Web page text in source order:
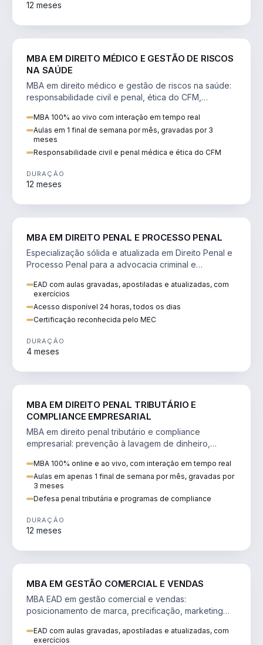
12 meses
MBA EM DIREITO MÉDICO E GESTÃO DE RISCOS
NA SAÚDE
MBA em direito médico e gestão de riscos na saúde:
responsabilidade civil e penal, ética do CFM,
MBA 100% ao vivo com interação em tempo real
Aulas em 1 final de semana por mês, gravadas por 3
meses
Responsabilidade civil e penal médica e ética do CFM
DURAÇÃO
12 meses
MBA EM DIREITO PENAL E PROCESSO PENAL
Especialização sólida e atualizada em Direito Penal e
Processo Penal para a advocacia criminal e
EAD com aulas gravadas, apostiladas e atualizadas, com
exercícios
Acesso disponível 24 horas, todos os dias
Certificação reconhecida pelo MEC
DURAÇÃO
4 meses
MBA EM DIREITO PENAL TRIBUTÁRIO E
COMPLIANCE EMPRESARIAL
MBA em direito penal tributário e compliance
empresarial: prevenção à lavagem de dinheiro,
MBA 100% online e ao vivo, com interação em tempo real
Aulas em apenas 1 final de semana por mês, gravadas por
3 meses
Defesa penal tributária e programas de compliance
DURAÇÃO
12 meses
MBA EM GESTÃO COMERCIAL E VENDAS
MBA EAD em gestão comercial e vendas:
posicionamento de marca, precificação, marketing
EAD com aulas gravadas, apostiladas e atualizadas, com
exercícios